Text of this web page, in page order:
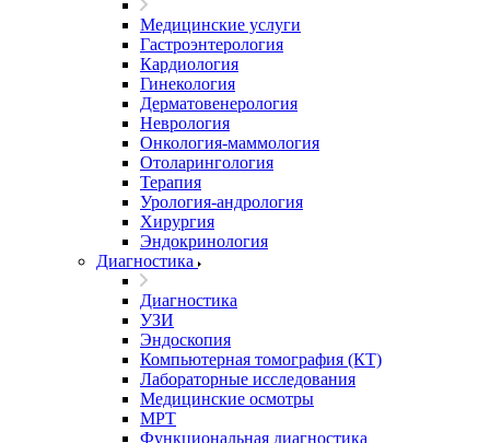
Медицинские услуги
Гастроэнтерология
Кардиология
Гинекология
Дерматовенерология
Неврология
Онкология-маммология
Отоларингология
Терапия
Урология-андрология
Хирургия
Эндокринология
Диагностика
Диагностика
УЗИ
Эндоскопия
Компьютерная томография (КТ)
Лабораторные исследования
Медицинские осмотры
МРТ
Функциональная диагностика